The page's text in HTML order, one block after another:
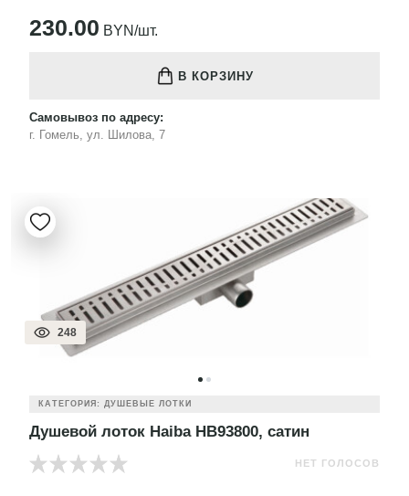
230.00 BYN/шт.
В КОРЗИНУ
Самовывоз по адресу:
г. Гомель, ул. Шилова, 7
248
КАТЕГОРИЯ: ДУШЕВЫЕ ЛОТКИ
Душевой лоток Haiba HB93800, сатин
НЕТ ГОЛОСОВ